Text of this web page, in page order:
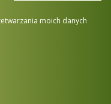
moich danych